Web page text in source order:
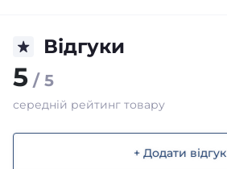
Відгуки
5 / 5
середній рейтинг товару
+ Додати відгук